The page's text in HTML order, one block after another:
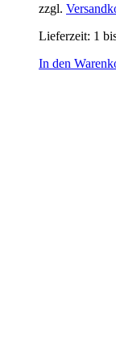
zzgl.
Lieferzeit: 1
In den